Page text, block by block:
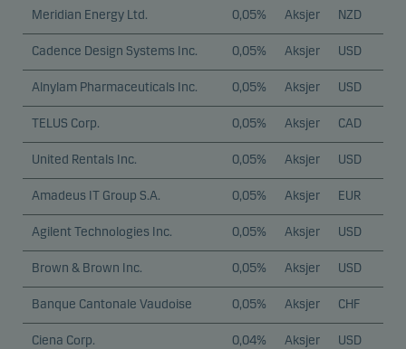
Meridian Energy Ltd. 0,05% Aksjer NZD
Cadence Design Systems Inc. 0,05% Aksjer USD
Alnylam Pharmaceuticals Inc. 0,05% Aksjer USD
TELUS Corp. 0,05% Aksjer CAD
United Rentals Inc. 0,05% Aksjer USD
Amadeus IT Group S.A. 0,05% Aksjer EUR
Agilent Technologies Inc. 0,05% Aksjer USD
Brown & Brown Inc. 0,05% Aksjer USD
Banque Cantonale Vaudoise 0,05% Aksjer CHF
Ciena Corp. 0,04% Aksjer USD